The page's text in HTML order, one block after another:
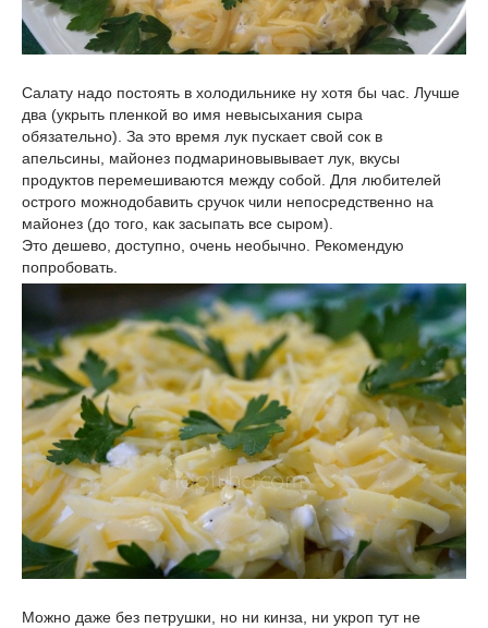
Салату надо постоять в холодильнике ну хотя бы час. Лучше
два (укрыть пленкой во имя невысыхания сыра
обязательно). За это время лук пускает свой сок в
апельсины, майонез подмариновывывает лук, вкусы
продуктов перемешиваются между собой. Для любителей
острого можнодобавить сручок чили непосредственно на
майонез (до того, как засыпать все сыром).
Это дешево, доступно, очень необычно. Рекомендую
попробовать.
Можно даже без петрушки, но ни кинза, ни укроп тут не